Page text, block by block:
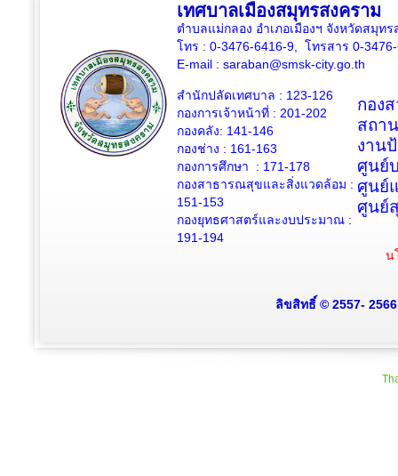
เทศบาลเมืองสมุทรสงคราม
ตำบลแม่กลอง อำเภอเมืองฯ จังหวัดสมุท
โทร : 0-3476-6416-9, โทรสาร 0-
E-mail : saraban@smsk-city.go.th
สำนักปลัดเทศบาล : 123-126
กองการเจ้าหน้าที่ : 201-202
กองคลัง: 141-146
กองช่าง : 161-163
กองการศึกษา : 171-178
กองสาธารณสุขและสิ่งแวดล้อม :
151-153
กองยุทธศาสตร์และงบประมาณ :
191-194
กอง
สถา
งาน
ศูนย์
ศูนย์
ศูนย์
น
ลิขสิทธิ์ © 2557-